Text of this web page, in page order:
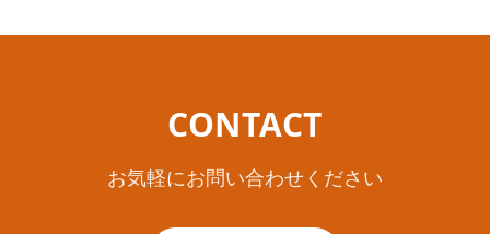
CONTACT
お気軽にお問い合わせください